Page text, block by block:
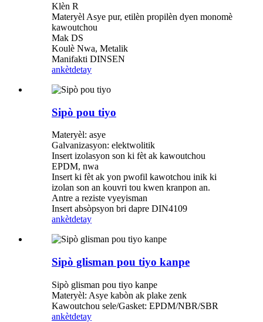
Klèn R
Materyèl Asye pur, etilèn propilèn dyen monomè
kawoutchou
Mak DS
Koulè Nwa, Metalik
Manifakti DINSEN
ankètdetay
Sipò pou tiyo
Materyèl: asye
Galvanizasyon: elektwolitik
Insert izolasyon son ki fèt ak kawoutchou
EPDM, nwa
Insert ki fèt ak yon pwofil kawotchou inik ki
izolan son an kouvri tou kwen kranpon an.
Antre a reziste vyeyisman
Insert absòpsyon bri dapre DIN4109
ankètdetay
Sipò glisman pou tiyo kanpe
Sipò glisman pou tiyo kanpe
Materyèl: Asye kabòn ak plake zenk
Kawoutchou sele/Gasket: EPDM/NBR/SBR
ankètdetay